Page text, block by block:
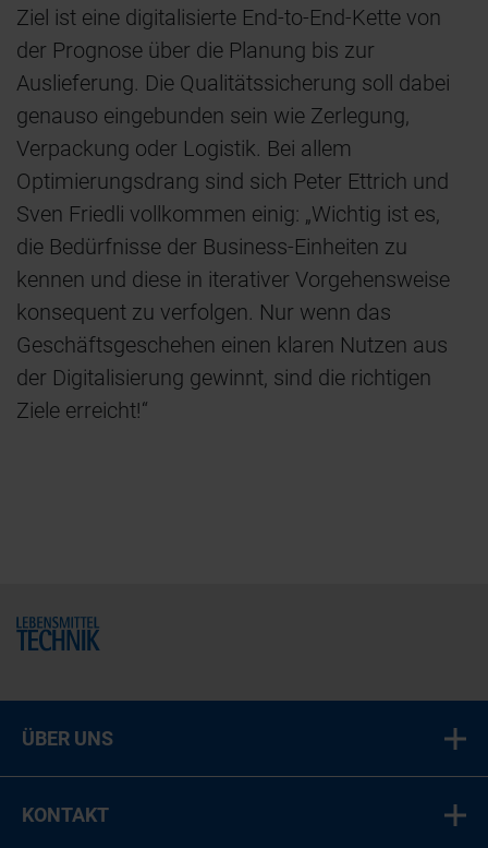
Ziel ist eine digitalisierte End-to-End-Kette von
der Prognose über die Planung bis zur
Auslieferung. Die Qualitätssicherung soll dabei
genauso eingebunden sein wie Zerlegung,
Verpackung oder Logistik. Bei allem
Optimierungsdrang sind sich Peter Ettrich und
Sven Friedli vollkommen einig: „Wichtig ist es,
die Bedürfnisse der Business-Einheiten zu
kennen und diese in iterativer Vorgehensweise
konsequent zu verfolgen. Nur wenn das
Geschäftsgeschehen einen klaren Nutzen aus
der Digitalisierung gewinnt, sind die richtigen
Ziele erreicht!“
Home
ÜBER UNS
KONTAKT